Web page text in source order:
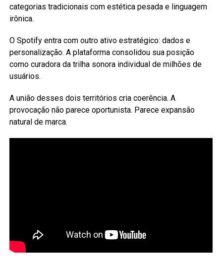
categorias tradicionais com estética pesada e linguagem
irônica.
O Spotify entra com outro ativo estratégico: dados e
personalização. A plataforma consolidou sua posição
como curadora da trilha sonora individual de milhões de
usuários.
A união desses dois territórios cria coerência. A
provocação não parece oportunista. Parece expansão
natural de marca.